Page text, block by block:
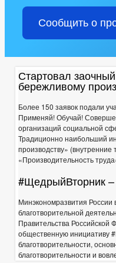
ЗАЩИТА ПРАВ
ГЕОГРАФИЯ ЧР
ИНФОРМАЦИЯ О
ПЕРЕЧЕНЬ ИНФОРМАЦИИ
ИНФОРМАЦИЯ ОБ
ГРАДОСТРОИТЕЛЬНОЕ
СХЕМЫ РАЗМЕЩЕНИЯ
МЕСТНЫЕ НОРМАТИВЫ
СВЕДЕНИЯ О ДОХОДАХ
СВЕДЕНИЯ О
КАДРОВЫЙ РЕЗЕРВ
КВАЛИФИКАЦИОННЫЕ
СПЕЦИАЛЬНАЯ ОЦЕНКА
ПЕРЕЧЕНЬ
ПРЕДПРИНИМАТЕЛЬСТВО
ОБЪЕКТЫ ДЛЯ МАЛОГО И
Сообщить о
Стартовал
бережливому
Более 150 заявок подали
Применяй! Обучай!
организаций социальной
Традиционно наибольший
производству»
«Производительность
#ЩедрыйВторник –
Минэкономразвития
благотворительной
Правительства
общественную инициативу
благотворительности,
благотворительности и